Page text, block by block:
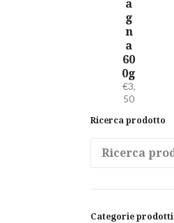
a
g
n
a
60
0g
€3,
50
Ricerca prodotto
Search
for:
Categorie prodotti